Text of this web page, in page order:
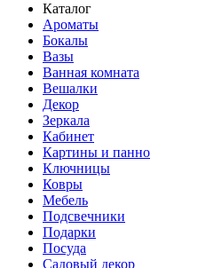
Каталог
Ароматы
Бокалы
Вазы
Ванная комната
Вешалки
Декор
Зеркала
Кабинет
Картины и панно
Ключницы
Ковры
Мебель
Подсвечники
Подарки
Посуда
Садовый декор